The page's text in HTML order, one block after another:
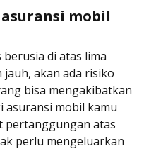
mobil
di atas lima
akan ada risiko
bisa mengakibatkan
asuransi mobil kamu
pertanggungan atas
perlu mengeluarkan